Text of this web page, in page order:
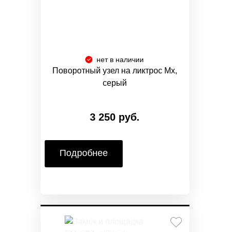
нет в наличии
Поворотный узел на ликтрос Mx,
серый
3 250 руб.
Подробнее